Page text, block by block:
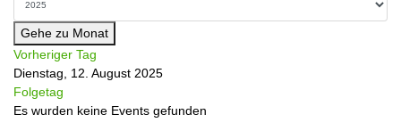
Gehe zu Monat
Vorheriger Tag
Dienstag, 12. August 2025
Folgetag
Es wurden keine Events gefunden